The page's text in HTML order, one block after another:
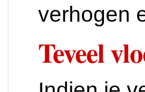
verhogen
Teveel